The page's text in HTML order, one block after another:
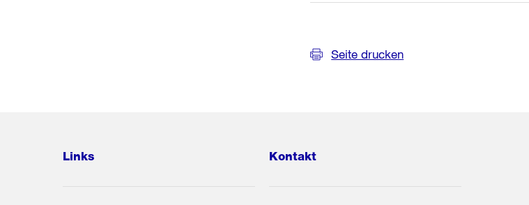
Seite drucken
Links Kontakt